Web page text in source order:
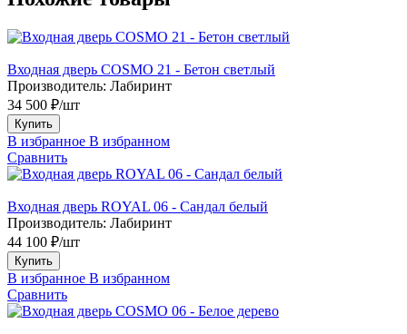
Входная дверь COSMO 21 - Бетон светлый
Производитель: Лабиринт
34 500 ₽/шт
Купить
В избранное В избранном
Сравнить
Входная дверь ROYAL 06 - Сандал белый
Производитель: Лабиринт
44 100 ₽/шт
Купить
В избранное В избранном
Сравнить